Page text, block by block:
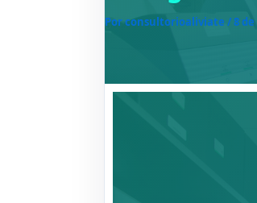
Porconsultorioaliviate /8